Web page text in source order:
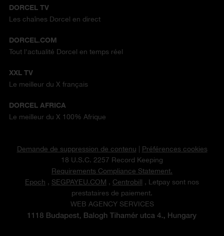
DORCEL TV
Les chaînes Dorcel en direct
DORCEL.COM
Tout l'actualité Dorcel en temps réel
XXL TV
Le meilleur du X français
DORCEL AFRICA
Le meilleur du X 100% Afrique
Demande de suppression de contenu | Préférences cookies
18 U.S.C. 2257 Record Keeping
Requirements Compliance Statement.
Epoch , SEGPAYEU.COM , Centrobill , Letpay sont nos
prestataires de paiement.
WEB AGENCY SERVICES